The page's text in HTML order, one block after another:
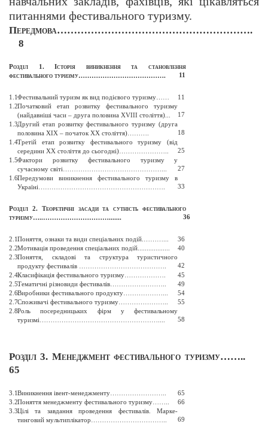
питаннями фестивального туризму.
Передмова………………………………………………….
8
Розділ 1. Історія виникнення та становлення
фестивального туризму…………………………………. 11
1.1.Фестивальний туризм як вид подієвого туризму
11
1.2.Початковий етап розвитку фестивального туризму
(найдавніші часи – друга половина ХVIIІ століття)
17
1.3.Другий етап розвитку фестивального туризму (друга
половина ХІХ – початок ХХ століття)
18
1.4.Третій етап розвитку фестивального туризму (від
середини ХХ століття до сьогодні)
25
1.5.Фактори розвитку фестивального туризму у
сучасному світі
27
1.6.
Передумови виникнення фестивального туризму в
Україні
33
Розділ 2. Теоретичні засади та сутність фестивального
туризму…..…………………………....... 36
2.1.Поняття, ознаки та види спеціальних подій
36
2.2.Мотивація проведення спеціальних подій
40
2.3.Поняття, складові та структура туристичного
продукту фестивалів
42
2.4.Класифікація фестивального туризму
45
2.5.Тематичні різновиди фестивалів
49
2.6.Виробники фестивального продукту
54
2.7.Споживачі фестивального туризму
55
2.8.Роль посередницьких фірм у фестивальному
туризмі
58
Розділ 3. Менеджмент фестивального туризму……..
65
3.1.Виникнення івент-менеджменту
65
3.2.Поняття менеджменту фестивального туризму
66
3.3.Цілі та завдання проведення фестивалів. Марке-
тинговий мультиплікатор
69